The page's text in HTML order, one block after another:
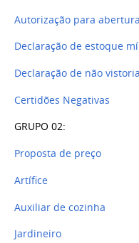
Autorização para
Declaração de estoque
Declaração de não vistoria
Certidões Negativas
GRUPO 02:
Proposta de preço
Artífice
Auxiliar de cozinha
Jardineiro